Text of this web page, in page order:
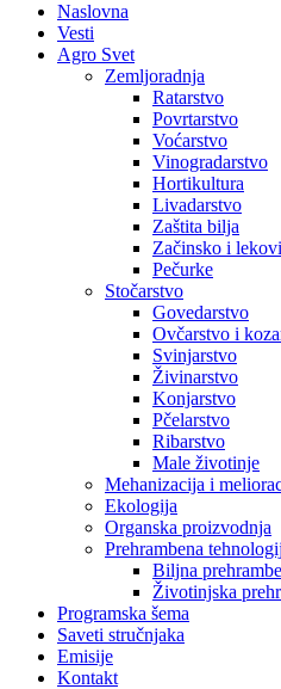
Naslovna
Vesti
Agro Svet
Zemljoradnja
Ratarstvo
Povrtarstvo
Voćarstvo
Vinogradarstvo
Hortikultura
Livadarstvo
Zaštita bilja
Začinsko i
Pečurke
Stočarstvo
Govedarstvo
Ovčarstvo i
Svinjarstvo
Živinarstvo
Konjarstvo
Pčelarstvo
Ribarstvo
Male životinje
Mehanizacija i
Ekologija
Organska proizvodnja
Prehrambena
Biljna
Životinjska
Programska šema
Saveti stručnjaka
Emisije
Kontakt